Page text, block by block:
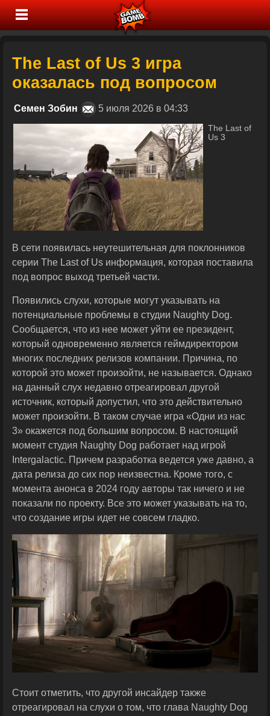
The Last of Us 3 игра
оказалась под вопросом
Семен Зобин 5 июля 2026 в 04:33
The Last of
Us 3
В сети появилась неутешительная для поклонников
серии The Last of Us информация, которая поставила
под вопрос выход третьей части.
Появились слухи, которые могут указывать на
потенциальные проблемы в студии Naughty Dog.
Сообщается, что из нее может уйти ее президент,
который одновременно является геймдиректором
многих последних релизов компании. Причина, по
которой это может произойти, не называется. Однако
на данный слух недавно отреагировал другой
источник, который допустил, что это действительно
может произойти. В таком случае игра «Одни из нас
3» окажется под большим вопросом. В настоящий
момент студия Naughty Dog работает над игрой
Intergalactic. Причем разработка ведется уже давно, а
дата релиза до сих пор неизвестна. Кроме того, с
момента анонса в 2024 году авторы так ничего и не
показали по проекту. Все это может указывать на то,
что создание игры идет не совсем гладко.
Стоит отметить, что другой инсайдер также
отреагировал на слухи о том, что глава Naughty Dog